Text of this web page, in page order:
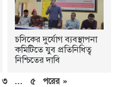
চসিকের দুর্যোগ ব্যবস্থাপনা
কমিটিতে যুব প্রতিনিধিত্ব
নিশ্চিতের দাবি
৩ … ৫ পরের »